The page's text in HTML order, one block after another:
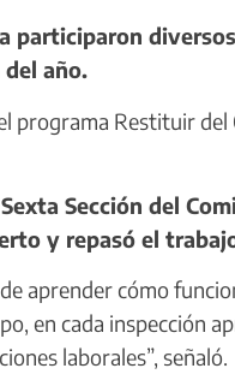
participaron
año.
programa Restituir
Sección del
y repasó el
aprender cómo
en cada inspección
laborales”, señaló.